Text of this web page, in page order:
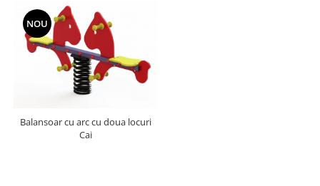
NOU
Balansoar cu arc cu doua locuri
Cai